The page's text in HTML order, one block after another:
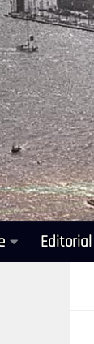
Editorial